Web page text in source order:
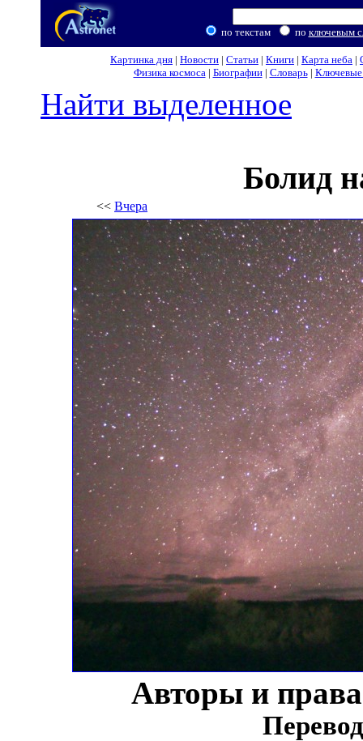
по текстам по ключевым
Картинка дня | Новости | Статьи | Книги | Карта неба |
Физика космоса| Биографии| Словарь| Ключевые
Найти выделенное
Болид
<< Вчера
Авторы и